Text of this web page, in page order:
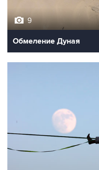
Обмеление Дуная